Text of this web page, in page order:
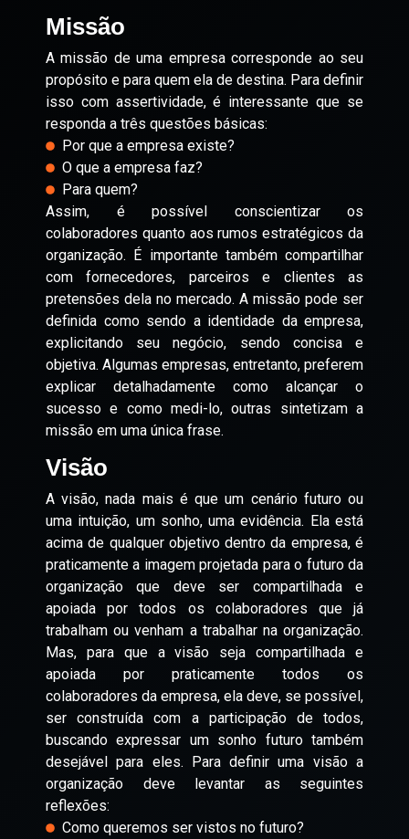
Missão
A missão de uma empresa corresponde ao seu
propósito e para quem ela de destina. Para definir
isso com assertividade, é interessante que se
responda a três questões básicas:
Por que a empresa existe?
O que a empresa faz?
Para quem?
Assim, é possível conscientizar os
colaboradores quanto aos rumos estratégicos da
organização. É importante também compartilhar
com fornecedores, parceiros e clientes as
pretensões dela no mercado. A missão pode ser
definida como sendo a identidade da empresa,
explicitando seu negócio, sendo concisa e
objetiva. Algumas empresas, entretanto, preferem
explicar detalhadamente como alcançar o
sucesso e como medi-lo, outras sintetizam a
missão em uma única frase.
Visão
A visão, nada mais é que um cenário futuro ou
uma intuição, um sonho, uma evidência. Ela está
acima de qualquer objetivo dentro da empresa, é
praticamente a imagem projetada para o futuro da
organização que deve ser compartilhada e
apoiada por todos os colaboradores que já
trabalham ou venham a trabalhar na organização.
Mas, para que a visão seja compartilhada e
apoiada por praticamente todos os
colaboradores da empresa, ela deve, se possível,
ser construída com a participação de todos,
buscando expressar um sonho futuro também
desejável para eles. Para definir uma visão a
organização deve levantar as seguintes
reflexões:
Como queremos ser vistos no futuro?